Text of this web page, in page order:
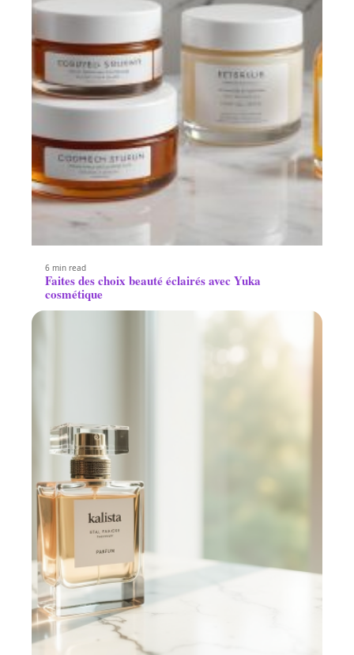
6 min read
Faites des choix beauté éclairés avec Yuka
cosmétique